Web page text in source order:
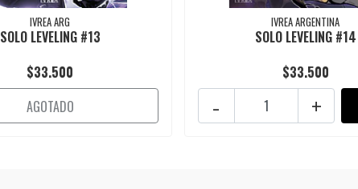
IVREA ARG
SOLO LEVELING #13
$33.500
AGOTADO
IVREA ARGENTINA
SOLO LEVELING #14
$33.500
+
-